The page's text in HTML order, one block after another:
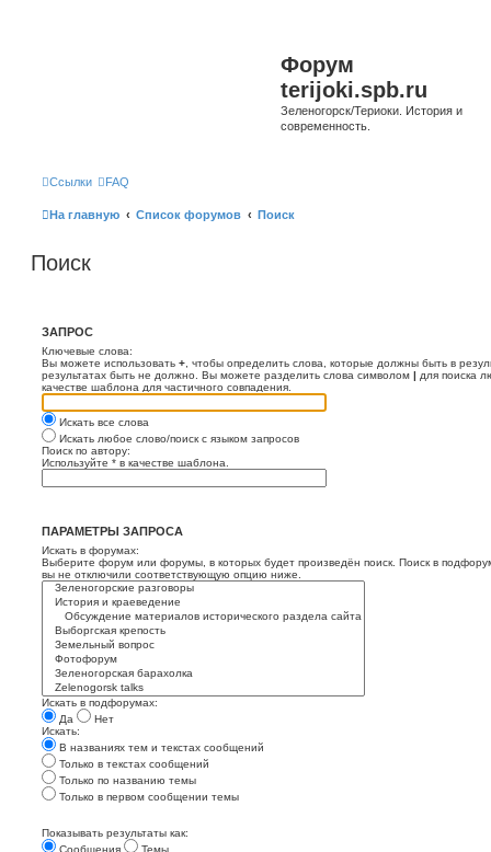
Форум
terijoki.spb.ru
Зеленогорск/Териоки. История и
современность.
Ссылки FAQ
На главную Список форумов Поиск
Поиск
ЗАПРОС
Ключевые слова:
Вы можете использовать + , чтобы определить слова, которые должны быть в
результатах быть не должно. Вы можете разделить слова символом | для поиска
качестве шаблона для частичного совпадения.
Искать все слова
Искать любое слово/поиск с языком запросов
Поиск по автору:
Используйте * в качестве шаблона.
ПАРАМЕТРЫ ЗАПРОСА
Искать в форумах:
Выберите форум или форумы, в которых будет произведён поиск. Поиск в
вы не отключили соответствующую опцию ниже.
Искать в подфорумах:
Да
Нет
Искать:
В названиях тем и текстах сообщений
Только в текстах сообщений
Только по названию темы
Только в первом сообщении темы
Показывать результаты как:
Сообщения
Темы